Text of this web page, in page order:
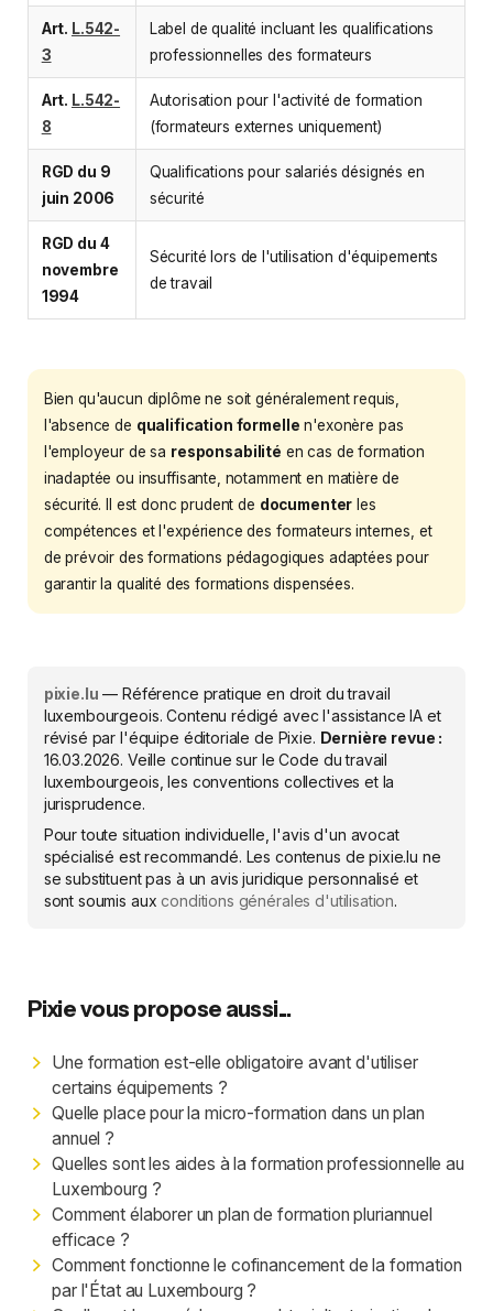
Art. L.542-
3
Label de qualité incluant les qualifications
professionnelles des formateurs
Art. L.542-
8
Autorisation pour l'activité de formation
(formateurs externes uniquement)
RGD du 9
juin 2006
Qualifications pour salariés désignés en
sécurité
RGD du 4
novembre
1994
Sécurité lors de l'utilisation d'équipements
de travail
Bien qu'aucun diplôme ne soit généralement requis,
l'absence de qualification formelle n'exonère pas
l'employeur de sa responsabilité en cas de formation
inadaptée ou insuffisante, notamment en matière de
sécurité. Il est donc prudent de documenter les
compétences et l'expérience des formateurs internes, et
de prévoir des formations pédagogiques adaptées pour
garantir la qualité des formations dispensées.
pixie.lu — Référence pratique en droit du travail
luxembourgeois. Contenu rédigé avec l'assistance IA et
révisé par l'équipe éditoriale de Pixie. Dernière revue :
16.03.2026. Veille continue sur le Code du travail
luxembourgeois, les conventions collectives et la
jurisprudence.
Pour toute situation individuelle, l'avis d'un avocat
spécialisé est recommandé. Les contenus de pixie.lu ne
se substituent pas à un avis juridique personnalisé et
sont soumis auxconditions générales d'utilisation.
Pixie vous propose aussi...
Une formation est-elle obligatoire avant d'utiliser
certains équipements ?
Quelle place pour la micro-formation dans un plan
annuel ?
Quelles sont les aides à la formation professionnelle au
Luxembourg ?
Comment élaborer un plan de formation pluriannuel
efficace ?
Comment fonctionne le cofinancement de la formation
par l'État au Luxembourg ?